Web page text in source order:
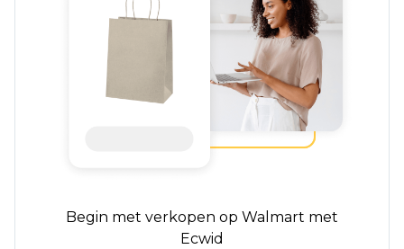
Begin met verkopen op Walmart met
Ecwid